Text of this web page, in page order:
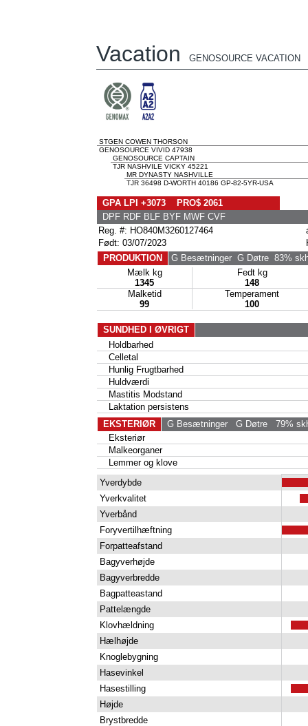
Vacation GENOSOURCE VACATION
STGEN COWEN THORSON
GENOSOURCE VIVID 47938
GENOSOURCE CAPTAIN
TJR NASHVILE VICKY 45221
MR DYNASTY NASHVILLE
TJR 36498 D-WORTH 40186 GP-82-5YR-USA
GPA LPI +3073 PRO$ 2061
DPF RDF BLF BYF MWF CVF
Reg. #: HO840M3260127464
Født: 03/07/2023
PRODUKTION
G Besætninger G Døtre 83%
Mælk kg
1345
Fedt kg
148
Malketid
99
Temperament
100
SUNDHED I ØVRIGT
Holdbarhed
Celletal
Hunlig Frugtbarhed
Huldværdi
Mastitis Modstand
Laktation persistens
EKSTERIØR
G Besætninger G Døtre 79%
Eksteriør
Malkeorganer
Lemmer og klove
Yverdybde
Yverkvalitet
Yverbånd
Foryvertilhæftning
Forpatteafstand
Bagyverhøjde
Bagyverbredde
Bagpatteastand
Pattelængde
Klovhældning
Hælhøjde
Knoglebygning
Hasevinkel
Hasestilling
Højde
Brystbredde